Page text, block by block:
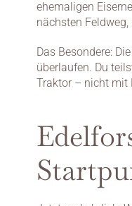
ehemaligen
nächsten
Das Besondere:
überlaufen. Du
Traktor – nicht mit